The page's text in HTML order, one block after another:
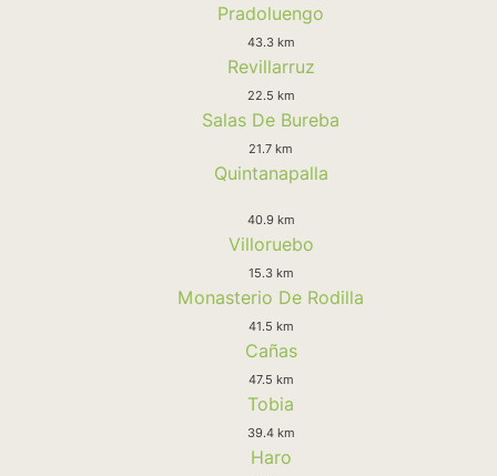
Pradoluengo
43.3 km
Revillarruz
22.5 km
Salas De Bureba
21.7 km
Quintanapalla
40.9 km
Villoruebo
15.3 km
Monasterio De Rodilla
41.5 km
Cañas
47.5 km
Tobia
39.4 km
Haro